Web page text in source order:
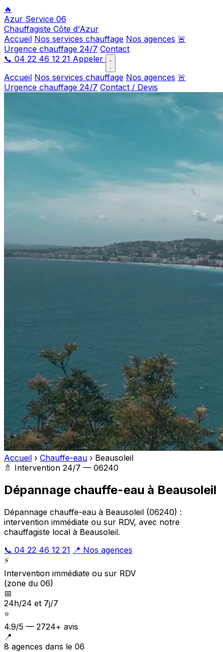
🔥
Azur Service 06
Chauffagiste Côte d'Azur
Accueil Nos services chauffage Nos agences 🚨
Urgence chauffage 24/7 Contact
📞 04 22 46 12 21 Appeler
Accueil Nos services chauffage Nos agences 🚨
Urgence chauffage 24/7 Contact / Devis
Accueil › Chauffe-eau › Beausoleil
🚿 Intervention 24/7 — 06240
Dépannage chauffe-eau à Beausoleil
Dépannage chauffe-eau à Beausoleil (06240) :
intervention immédiate ou sur RDV, avec notre
chauffagiste local à Beausoleil.
📞 04 22 46 12 21 📍 Nos agences
⚡
Intervention immédiate ou sur RDV
(zone du 06)
📅
24h/24 et 7j/7
⭐
4.9/5 — 2724+ avis
📍
8 agences dans le 06